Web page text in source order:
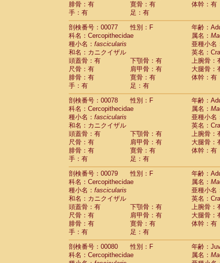
腓骨：有
寛骨：有
体幹：有
手：有
足：有
剖検番号：00077
性別：F
年齢：
科名：Cercopithecidae
属名：
種小名： fascicularis
亜種小名
和名：カニクイザル
英名：
頭蓋骨：有
下顎骨：有
上腕骨：
尺骨：有
肩甲骨：有
大腿骨：
腓骨：有
寛骨：有
体幹：有
手：有
足：有
剖検番号：00078
性別：F
年齢：
科名：Cercopithecidae
属名：
種小名： fascicularis
亜種小名
和名：カニクイザル
英名：
頭蓋骨：有
下顎骨：有
上腕骨：
尺骨：有
肩甲骨：有
大腿骨：
腓骨：有
寛骨：有
体幹：有
手：有
足：有
剖検番号：00079
性別：F
年齢：
科名：Cercopithecidae
属名：
種小名： fascicularis
亜種小名
和名：カニクイザル
英名：
頭蓋骨：有
下顎骨：有
上腕骨：
尺骨：有
肩甲骨：有
大腿骨：
腓骨：有
寛骨：有
体幹：有
手：有
足：有
剖検番号：00080
性別：F
年齢：
科名：Cercopithecidae
属名：